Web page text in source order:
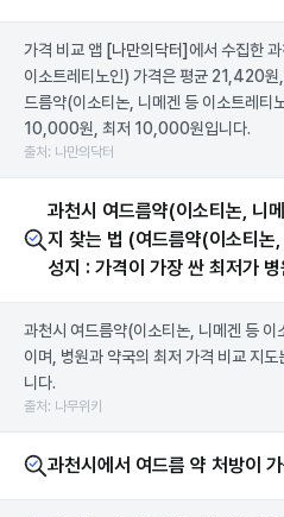
가격 비교 앱 [나만의닥터] 에서 수집한
이소트레티노인) 가격은 평균 21,420
드름약(이소티논, 니메겐 등 이소트레티
10,000원, 최저 10,000원입니다.
출처: 나만의닥터
과천시 여드름약(이소티논, 니
지 찾는 법 (여드름약(이소티논
성지 : 가격이 가장 싼 최저가
과천시 여드름약(이소티논, 니메겐 등
이며, 병원과 약국의 최저 가격 비교 지도
니다.
출처: 나무위키
과천시에서 여드름 약 처방이